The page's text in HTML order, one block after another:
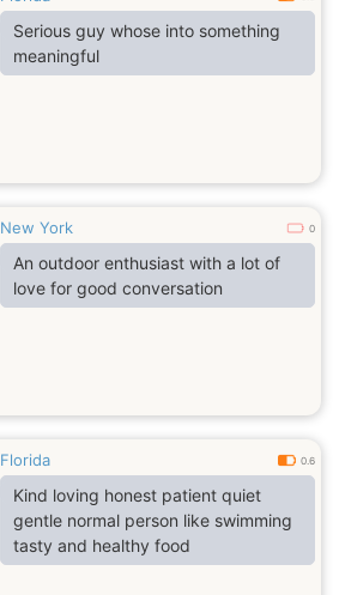
Serious guy whose into something
meaningful
New York 0
An outdoor enthusiast with a lot of
love for good conversation
Florida 0.6
Kind loving honest patient quiet
gentle normal person like swimming
tasty and healthy food